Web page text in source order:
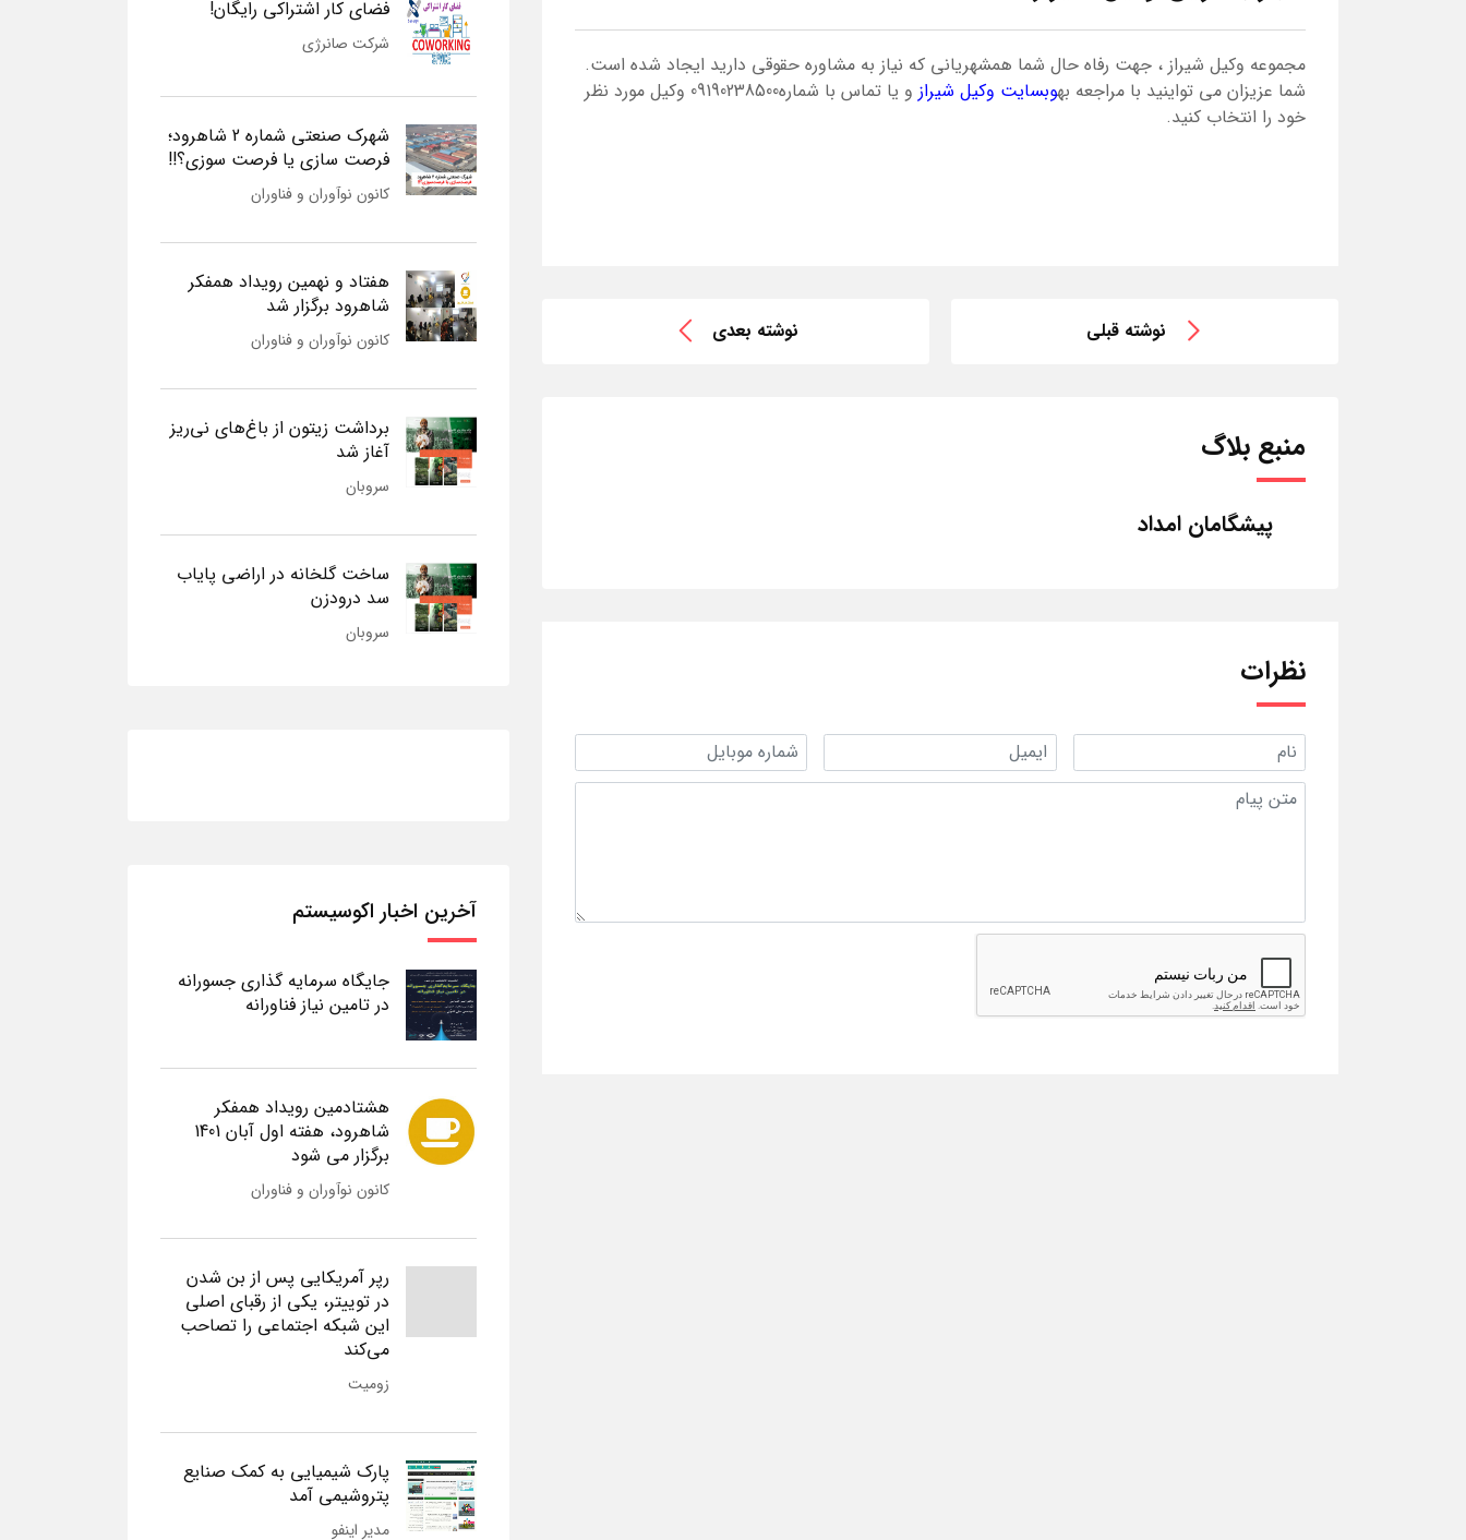
مجموعه وکیل شیراز ، جهت رفاه حال شما همشهریانی که نیاز به مشاوره حقوقی دارید ایجاد شده است.
شما عزیزان می تواینید با مراجعه بهوبسایت وکیل شیراز
و یا تماس با شماره09190238500 وکیل مورد نظر
خود را انتخاب کنید.
نوشته قبلی نوشته بعدی
منبع بلاگ
پیشگامان امداد
نظرات
فضای کار اشتراکی رایگان!
شرکت صانرژی
شهرک صنعتی شماره 2 شاهرود؛
فرصت سازی یا فرصت سوزی؟!!
کانون نوآوران و فناوران
هفتاد و نهمین رویداد همفکر
شاهرود برگزار شد
کانون نوآوران و فناوران
برداشت زیتون از باغ‌های نی‌ریز
آغاز شد
سروبان
ساخت گلخانه در اراضی پایاب
سد درودزن
سروبان
آخرین اخبار اکوسیستم
جایگاه سرمایه گذاری جسورانه
در تامین نیاز فناورانه
هشتادمین رویداد همفکر
شاهرود، هفته اول آبان 1401
برگزار می شود
کانون نوآوران و فناوران
رپر آمریکایی پس از بن شدن
در توییتر، یکی از رقبای اصلی
این شبکه اجتماعی را تصاحب
می‌کند
زومیت
پارک شیمیایی به کمک صنایع
پتروشیمی آمد
مدیر اینفو